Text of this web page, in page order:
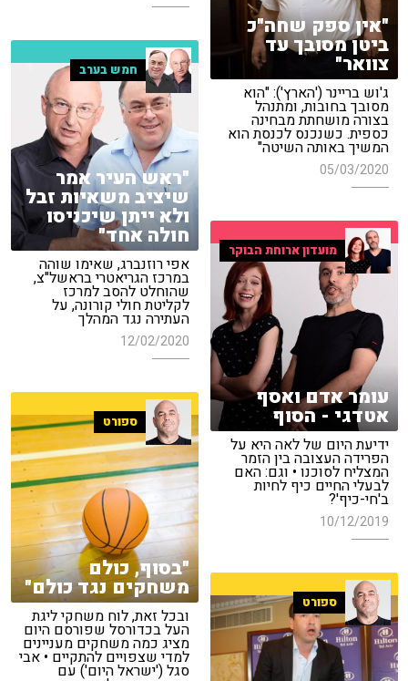
"אין ספק שחה"כ
ביטן מסובך עד
צוואר"
ג'וש בריינר ('הארץ'): "הוא
מסובך בחובות, ומתנהל
בצורה מושחתת מבחינה
כספית. כשנכנס לכנסת הוא
המשיך באותה השיטה"
05/03/2020
חמש בערב
"ראש העיר אמר
שיציב משאיות זבל
ולא ייתן שיכניסו
חולה אחד"
אפי רוזנברג, שאימו שוהה
במרכז הגריאטרי בראשל"צ,
שהוחלט להסב למרכז
לקליטת חולי קורונה, על
העתירה נגד המהלך
12/02/2020
מועדון ארוחת הבוקר
עומר אדם ואסף
אטדגי - הסוף
ידיעת היום של לאה היא על
הפרידה העצובה בין הזמר
המצליח לסוכנו • וגם: האם
לבעלי החיים כיף לחיות
ב'חי-כיף'?
10/12/2019
ספורט
"בסוף, כולם
משחקים נגד כולם"
ובכל זאת, לוח משחקי ליגת
העל בכדורסל שפורסם היום
מציג כמה משחקים מעניינים
למדי שצפויים להתקיים • אבי
סגל ('ישראל היום') עם
ספורט